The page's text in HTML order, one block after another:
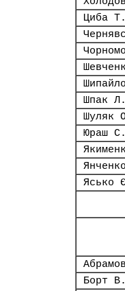
Циба
Шпак
Шуляк
Юраш
Ясько
Борт